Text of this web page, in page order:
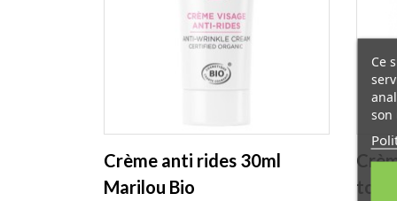
Crème anti rides 30ml
Marilou Bio
Ce
son